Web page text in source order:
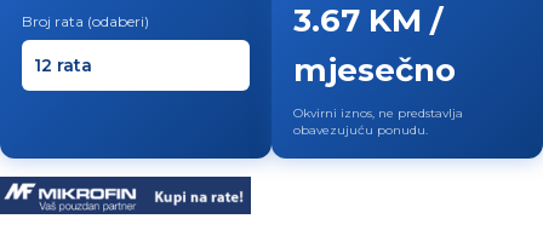
Broj rata (odaberi)
3.67 KM /
mjesečno
Okvirni iznos, ne predstavlja
obavezujuću ponudu.